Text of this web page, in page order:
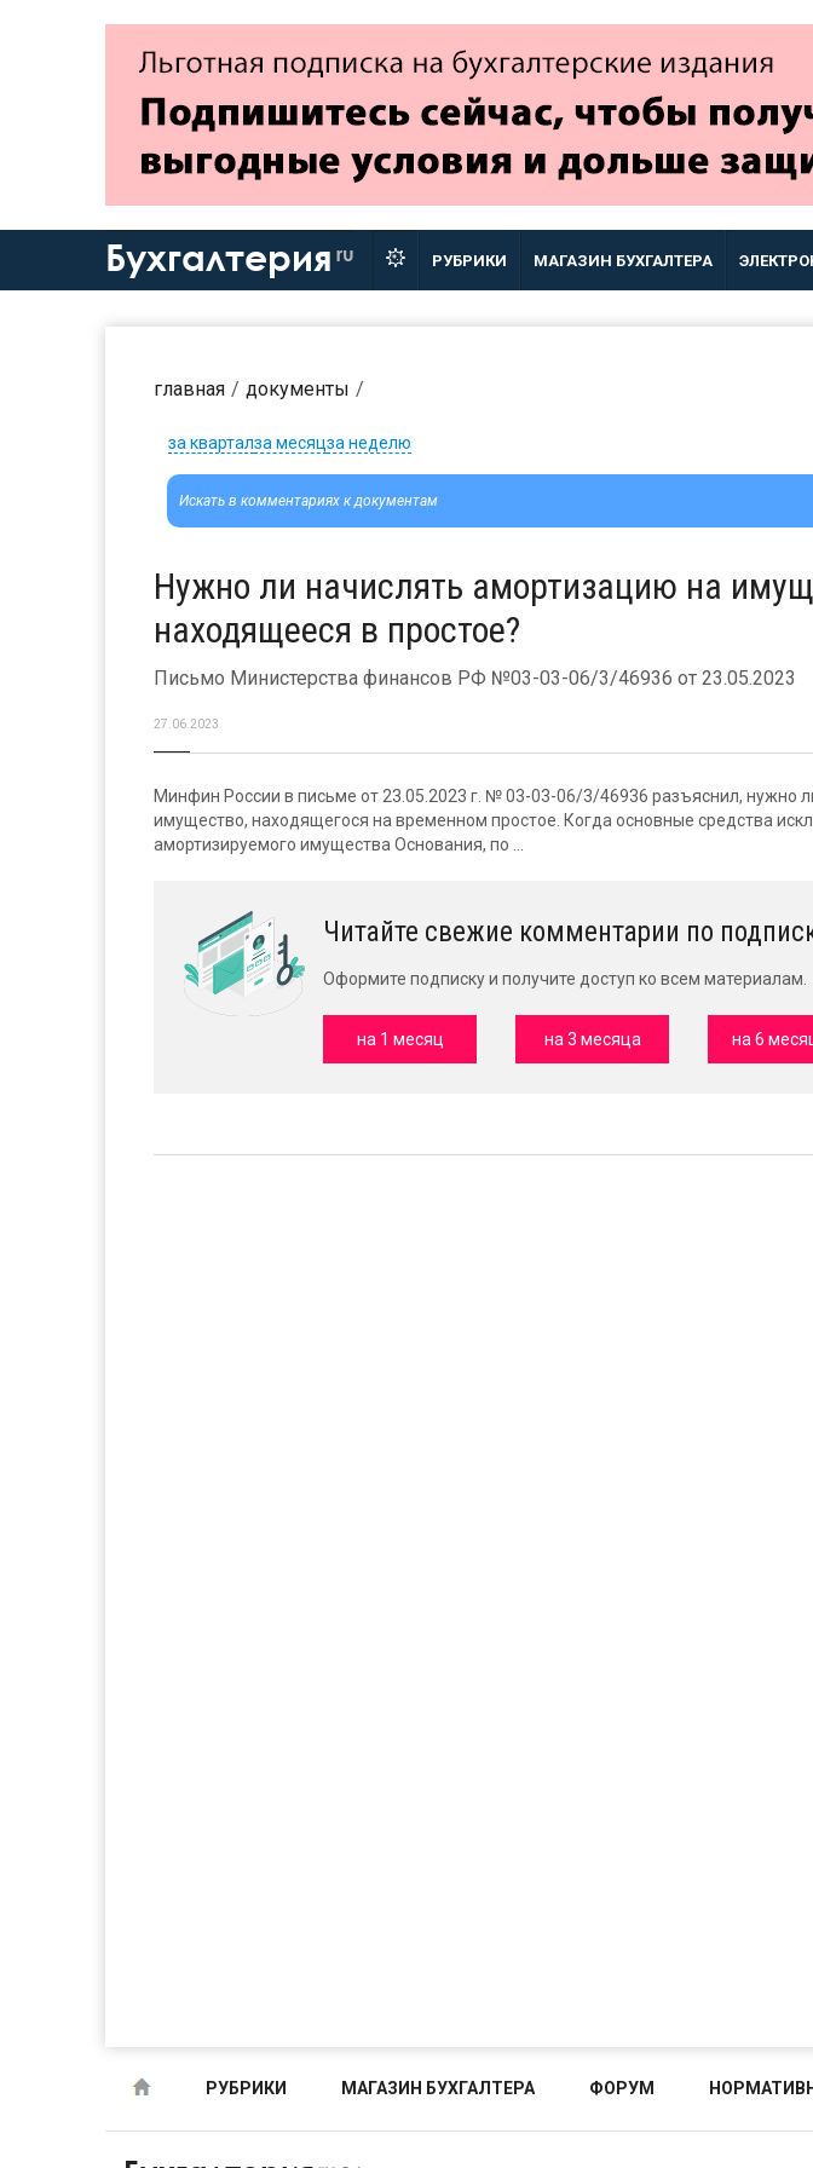
Бухгалтерия ru РУБРИКИ МАГАЗИН БУХГАЛТЕРА
главная документы
за кварталза месяцза неделю
Нужно ли начислять амортизацию на
находящееся в простое?
Письмо Министерства финансов РФ №03-03-06/3/46936 от 23.05.2023
27.06.2023
Минфин России в письме от 23.05.2023 г. № 03-03-06/3/46936 разъяснил, нужно
имущество, находящегося на временном простое. Когда основные средства
амортизируемого имущества Основания, по ...
Читайте свежие комментарии по
Оформите подписку и получите доступ ко всем материалам.
на 1 месяц на 3 месяца на 6
РУБРИКИ МАГАЗИН БУХГАЛТЕРА ФОРУМ